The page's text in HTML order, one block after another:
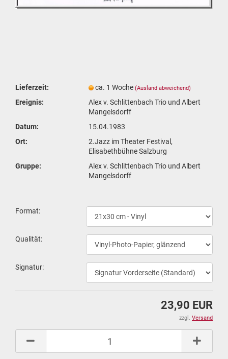
Lieferzeit: ca. 1 Woche(Ausland abweichend)
Ereignis:
Alex v. Schlittenbach Trio und Albert
Mangelsdorff
Datum:
15.04.1983
Ort:
2.Jazz im Theater Festival,
Elisabethbühne Salzburg
Gruppe:
Alex v. Schlittenbach Trio und Albert
Mangelsdorff
For­mat:
Qua­li­tät:
Si­gna­tur:
23,90 EUR
zzgl. Versand